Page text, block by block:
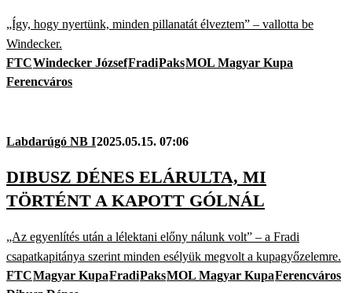
„Így, hogy nyertünk, minden pillanatát élveztem” – vallotta be
Windecker.
FTCWindecker JózsefFradiPaksMOL Magyar Kupa
Ferencváros
Labdarúgó NB I2025.05.15. 07:06
DIBUSZ DÉNES ELÁRULTA, MI
TÖRTÉNT A KAPOTT GÓLNÁL
„Az egyenlítés után a lélektani előny nálunk volt” – a Fradi
csapatkapitánya szerint minden esélyük megvolt a kupagyőzelemre.
FTCMagyar KupaFradiPaksMOL Magyar KupaFerencváros